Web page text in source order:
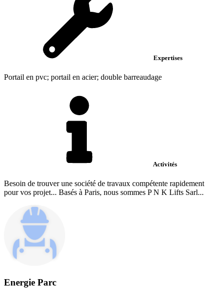
Expertises
Portail en pvc; portail en acier; double barreaudage
Activités
Besoin de trouver une société de travaux compétente rapidement
pour vos projet... Basés à Paris, nous sommes P N K Lifts Sarl...
Energie Parc